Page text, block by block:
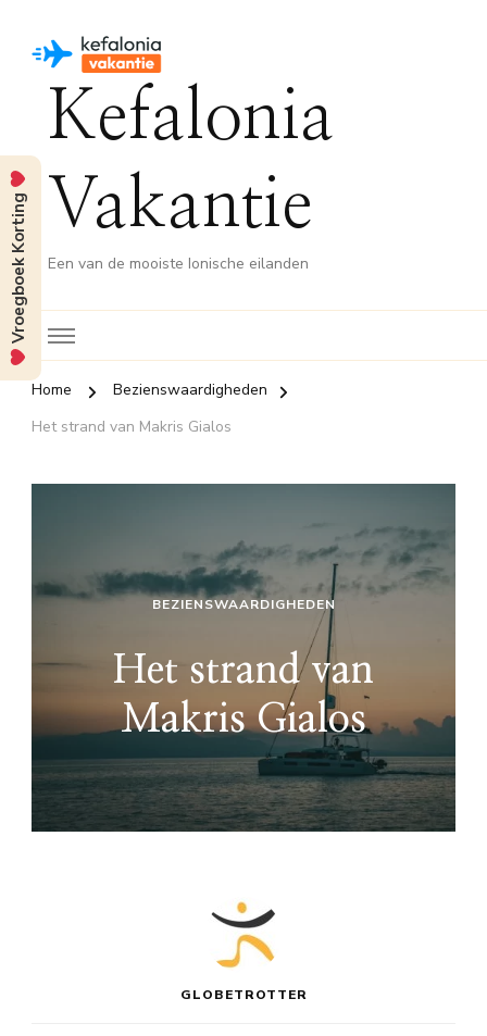
Kefalonia
Vakantie
Een van de mooiste Ionische eilanden
Home
Bezienswaardigheden
Het strand van Makris Gialos
BEZIENSWAARDIGHEDEN
Het strand van
Makris Gialos
GLOBETROTTER
Vroegboek Korting